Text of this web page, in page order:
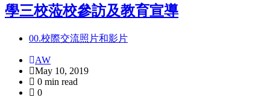
學三校蒞校參訪及教育宣導
00.校際交流照片和影片
AW
May 10, 2019
0 min read
0